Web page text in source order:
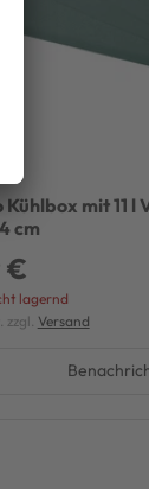
mit 11 l
cm
€
lagernd
Versand